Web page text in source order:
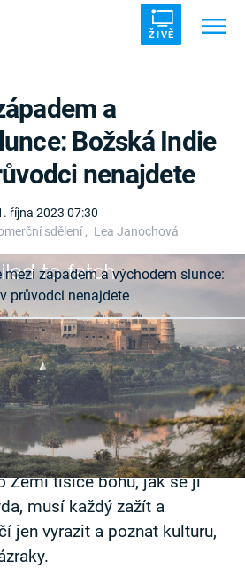
ŽIVĚ
října 2023 07:30
sdělení , Lea Janochová
a
Božská Indie
nenajdete
to fetch
mezi západem a východem slunce:
průvodci nenajdete
jet do Indie, měl by se
Protože přesně to
je. Často se mluví
změní člověku život.
léčit tělo i hojit duši.
Zemi tisíce bohů, jak se jí
musí každý zažít a
jen vyrazit a poznat kulturu,